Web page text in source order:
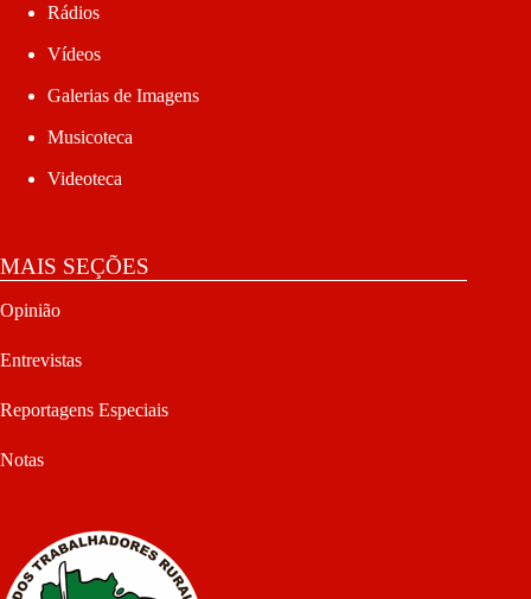
Rádios
Vídeos
Galerias de Imagens
Musicoteca
Videoteca
MAIS SEÇÕES
Opinião
Entrevistas
Reportagens Especiais
Notas